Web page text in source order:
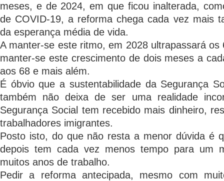
meses, e de 2024, em que ficou inalterada,
de COVID-19, a reforma chega cada vez mais
da esperança média de vida.
A manter-se este ritmo, em 2028 ultrapassará
manter-se este crescimento de dois meses a
aos 68 e mais além.
É óbvio que a sustentabilidade da Segurança
também não deixa de ser uma realidade
Segurança Social tem recebido mais dinheiro,
trabalhadores imigrantes.
Posto isto, do que não resta a menor dúvida é
depois tem cada vez menos tempo para um
muitos anos de trabalho.
Pedir a reforma antecipada, mesmo com